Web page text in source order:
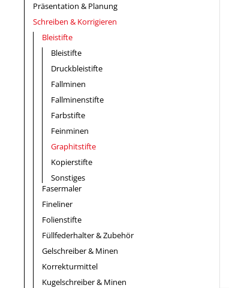
Präsentation & Planung
Schreiben & Korrigieren
Bleistifte
Bleistifte
Druckbleistifte
Fallminen
Fallminenstifte
Farbstifte
Feinminen
Graphitstifte
Kopierstifte
Sonstiges
Fasermaler
Fineliner
Folienstifte
Füllfederhalter & Zubehör
Gelschreiber & Minen
Korrekturmittel
Kugelschreiber & Minen